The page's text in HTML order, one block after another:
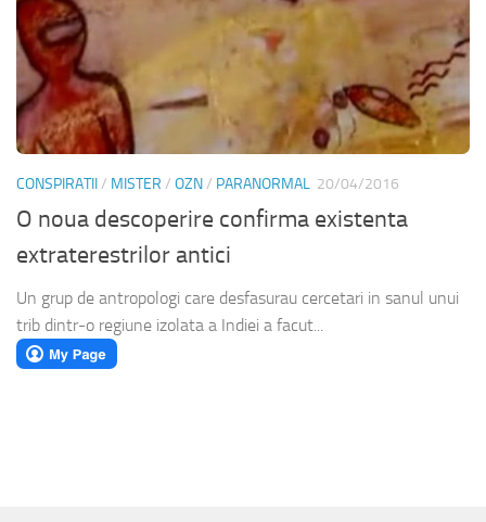
CONSPIRATII/ MISTER / OZN/ PARANORMAL 20/04/2016
O noua descoperire confirma existenta
extraterestrilor antici
Un grup de antropologi care desfasurau cercetari in sanul unui
trib dintr-o regiune izolata a Indiei a facut...